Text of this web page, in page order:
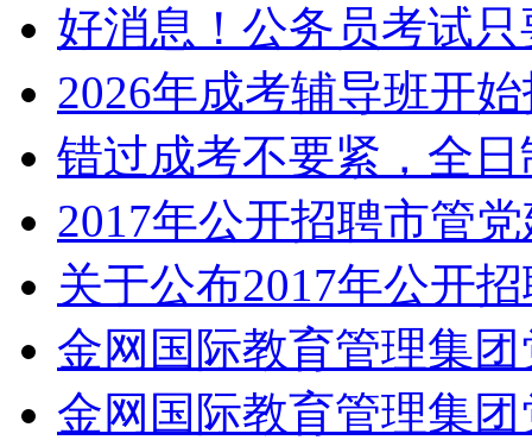
好消息！公务员考试
2026年成考辅导班开
错过成考不要紧，全
2017年公开招聘市管
关于公布2017年公开
金网国际教育管理集
金网国际教育管理集